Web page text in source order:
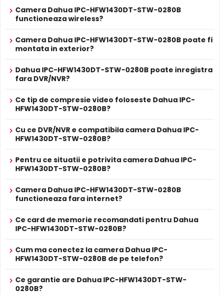
Infrarosu Inteligent (Smart IR)
Dahua IPC-HFW1430DT-STW-0280B este dotata cu
automat intensitatea iluminatorului in infrarosu in functie
de distanta obiectului, eliminand riscul de suprasaturare
a imaginii la distante mici.
Alte functii
pana la 150 m, in camp deschis.
- Event Trigger: No SD card; SD card full; SD card error;
intensity change; SMD (human).
- Alimentator ADS-12AM-12 12012EPG 12 V DC/1A inclus
Alimentare
12V DC / 6.1 W
Sursa de alimentare NU este inclusa
Alimentare
POE
Nu
Prospect
tehnic
Dahua IPC-HFW1430DT-STW-0280B
* Specificatiile tehnice ale produsului Dahua IPC-HFW1430DT-STW-0280B
au caracter informativ.
Camera Dahua IPC-HFW1430DT-STW-0280B
functioneaza wireless?
Camera Dahua IPC-HFW1430DT-STW-0280B poate fi
montata in exterior?
Dahua IPC-HFW1430DT-STW-0280B poate inregistra
fara DVR/NVR?
Ce tip de compresie video foloseste Dahua IPC-
HFW1430DT-STW-0280B?
Cu ce DVR/NVR e compatibila camera Dahua IPC-
HFW1430DT-STW-0280B?
Pentru ce situatii e potrivita camera Dahua IPC-
HFW1430DT-STW-0280B?
Camera Dahua IPC-HFW1430DT-STW-0280B
functioneaza fara internet?
Ce card de memorie recomandati pentru Dahua
IPC-HFW1430DT-STW-0280B?
Cum ma conectez la camera Dahua IPC-
HFW1430DT-STW-0280B de pe telefon?
Ce garantie are Dahua IPC-HFW1430DT-STW-
0280B?